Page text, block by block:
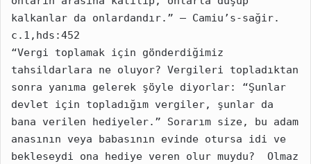
kalkanlar da onlardandır.” – Camiu’s-sağir.
c.1,hds:452
“Vergi toplamak için gön­derdiğimiz
tahsildarlara ne oluyor? Vergileri topladıktan
sonra yanıma gelerek şöyle diyorlar: “Şunlar
devlet için topladığım vergiler, şunlar da
bana verilen hediyeler.” Sorarım size, bu adam
anasının veya babasının evinde otursa idi ve
bekleseydi ona hediye veren olur muydu?  Olmaz